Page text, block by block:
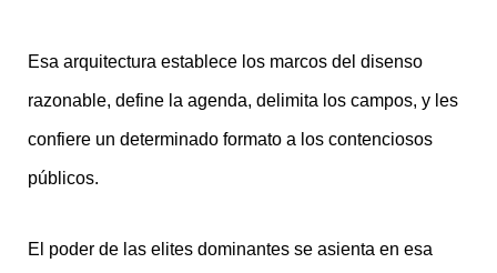
Esa arquitectura establece los marcos del disenso
razonable, define la agenda, delimita los campos, y les
confiere un determinado formato a los contenciosos
públicos.
El poder de las elites dominantes se asienta en esa